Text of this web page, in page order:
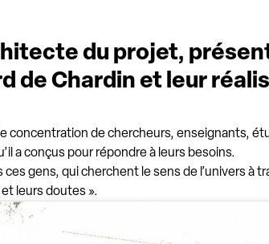
du projet,
de Chardin et leur
concentration de chercheurs, enseignants,
a conçus pour répondre à leurs besoins.
gens, qui cherchent le sens de l’univers à
leurs doutes ».